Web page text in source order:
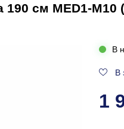
см MED1-M10
В
В
1